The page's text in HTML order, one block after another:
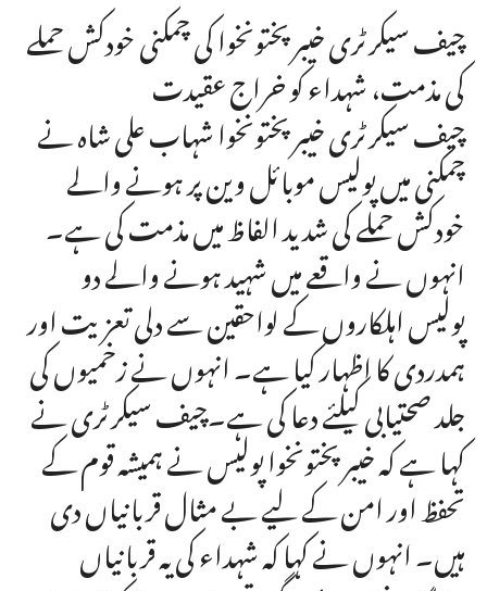
چیف سیکرٹری خیبرپختونخوا کی چمکنی خودکش حملے
کی مذمت، شہداء کو خراج عقیدت
چیف سیکرٹری خیبرپختونخوا شہاب علی شاہ نے
چمکنی میں پولیس موبائل وین پر ہونے والے
خودکش حملے کی شدید الفاظ میں مذمت کی ہے۔
انہوں نے واقعے میں شہید ہونے والے دو
پولیس اہلکاروں کے لواحقین سے دلی تعزیت اور
ہمدردی کا اظہار کیا ہے۔ انہوں نے زخمیوں کی
جلد صحتیابی کیلئے دعا کی ہے۔چیف سیکرٹری نے
کہا ہے کہ خیبرپختونخوا پولیس نے ہمیشہ قوم کے
تحفظ اور امن کے لیے بے مثال قربانیاں دی
ہیں۔ انہوں نے کہا کہ شہداء کی یہ قربانیاں